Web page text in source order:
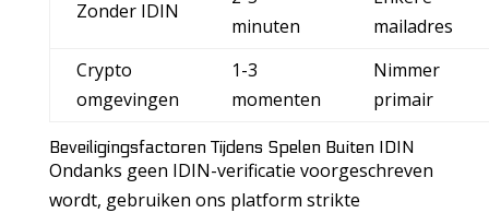
Zonder IDIN
minuten
mailadres
Crypto
omgevingen
1-3
momenten
Nimmer
primair
Beveiligingsfactoren Tijdens Spelen Buiten IDIN
Ondanks geen IDIN-verificatie voorgeschreven
wordt, gebruiken ons platform strikte